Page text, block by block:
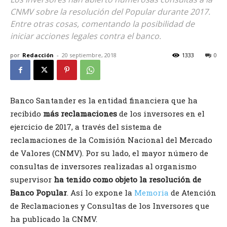
CNMV sobre la resolución del Popular durante 2017.
Entre otras cosas, comentando la posibilidad de
iniciar acciones legales contra el banco.
por Redacción - 20 septiembre, 2018 0
1333
Banco Santander es la entidad financiera que ha
recibido más reclamaciones de los inversores en el
ejercicio de 2017, a través del sistema de
reclamaciones de la Comisión Nacional del Mercado
de Valores (CNMV). Por su lado, el mayor número de
consultas de inversores realizadas al organismo
supervisor ha tenido como objeto la resolución de
Banco Popular. Así lo expone la Memoria de Atención
de Reclamaciones y Consultas de los Inversores que
ha publicado la CNMV.